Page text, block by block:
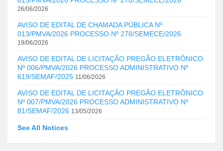
26/06/2026
AVISO DE EDITAL DE CHAMADA PÚBLICA Nº
013/PMVA/2026 PROCESSO Nº 278/SEMECE/2026
19/06/2026
AVISO DE EDITAL DE LICITAÇÃO PREGÃO ELETRÔNICO
Nº 006/PMVA/2026 PROCESSO ADMINISTRATIVO Nº
619/SEMAF/2025 11/06/2026
AVISO DE EDITAL DE LICITAÇÃO PREGÃO ELETRÔNICO
Nº 007/PMVA/2026 PROCESSO ADMINISTRATIVO Nº
81/SEMAF/2026 13/05/2026
See All Notices